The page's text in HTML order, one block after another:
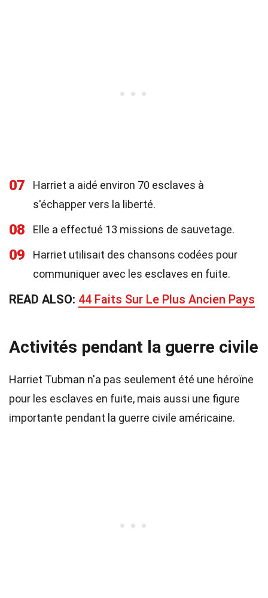
07
Harriet a aidé environ 70 esclaves à
s'échapper vers la liberté.
08 Elle a effectué 13 missions de sauvetage.
09
Harriet utilisait des chansons codées pour
communiquer avec les esclaves en fuite.
READ ALSO: 44 Faits Sur Le Plus Ancien Pays
Activités pendant la guerre civile
Harriet Tubman n'a pas seulement été une héroïne
pour les esclaves en fuite, mais aussi une figure
importante pendant la guerre civile américaine.